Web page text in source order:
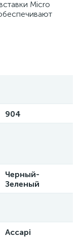
Micro
904
Черный-
Зеленый
Accapi